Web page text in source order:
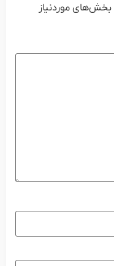
بخش‌های موردنیاز